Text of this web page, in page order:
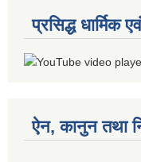
प्रसिद्ध धार्मिक
ऐन, कानुन तथा